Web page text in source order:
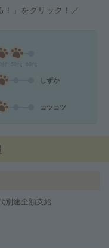
」をクリック！／
しずか
コツコツ
別途全額支給